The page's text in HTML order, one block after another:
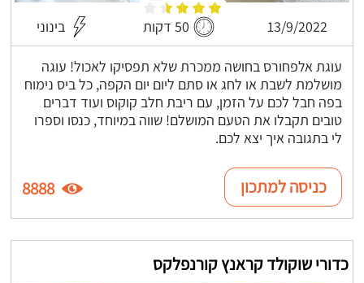
13/9/2022 50 דקות בינוני
עוגת אלפחורס בחושה ממכרת שלא תפסיקו לאכול! עוגה
מושלמת לשבת או לחג או סתם ליום יום הקפה, כל ביס נימוח
בפה חבל לכם על הזמן, עם ריבת חלב קוקוס ועוד דברים
טובים תקבלו את הטעם המושלם! שווה במיוחד, כנסו וספרו
לי בתגובה איך יצא לכם.
כניסה למתכון 8888
כדורי שוקולד קראנץ קורנפלקס